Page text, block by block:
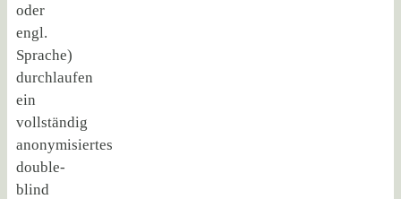
oder
engl.
Sprache)
durchlaufen
ein
vollständig
anonymisiertes
double-
blind